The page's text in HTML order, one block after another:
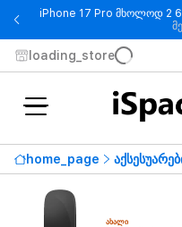
iPhone 17 Pro მხოლოდ 2
loading_store
home_page
ᲐᲮᲐᲚᲘ